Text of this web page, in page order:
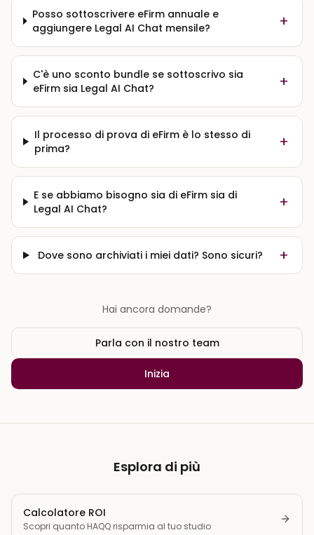
Posso sottoscrivere eFirm annuale e
aggiungere Legal AI Chat mensile?
+
C'è uno sconto bundle se sottoscrivo sia
eFirm sia Legal AI Chat?
+
Il processo di prova di eFirm è lo stesso di
prima?
+
E se abbiamo bisogno sia di eFirm sia di
Legal AI Chat?
+
Dove sono archiviati i miei dati? Sono sicuri? +
Hai ancora domande?
Parla con il nostro team
Inizia
Esplora di più
Calcolatore ROI
Scopri quanto HAQQ risparmia al tuo studio